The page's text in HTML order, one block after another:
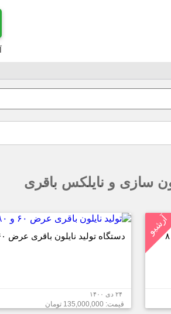
سازی و نایلکس باقری
آرشیو دستگاه تولید نایلون باقری عرض ۶۰ و ۸۰
۲۴ دی ۱۴۰۰
قیمت: 135,000,000 تومان